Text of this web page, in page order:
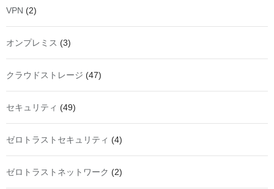
VPN (2)
オンプレミス (3)
クラウドストレージ (47)
セキュリティ (49)
ゼロトラストセキュリティ (4)
ゼロトラストネットワーク (2)